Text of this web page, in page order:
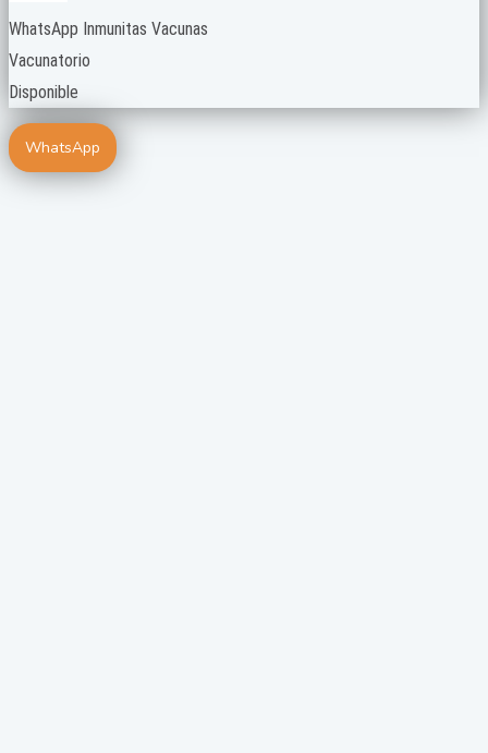
WhatsApp Inmunitas Vacunas
Vacunatorio
Disponible
WhatsApp